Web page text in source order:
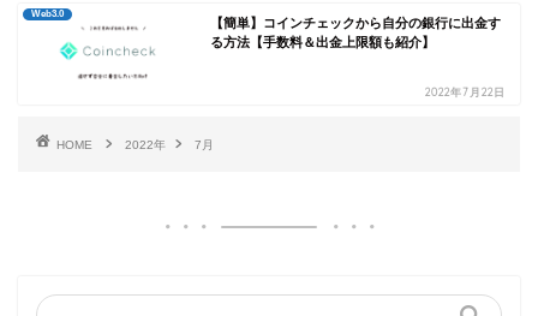
Web3.0
【簡単】コインチェックから自分の銀行に出金す
る方法【手数料＆出金上限額も紹介】
2022年7月22日
HOME 2022年 7月